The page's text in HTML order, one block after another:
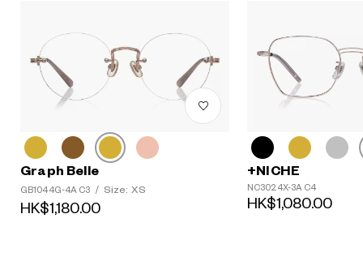
Graph Belle
GB1044G-4A C3 / Size: XS
HK$1,180.00
+NICHE
NC3024X-3A C4
HK$1,080.00